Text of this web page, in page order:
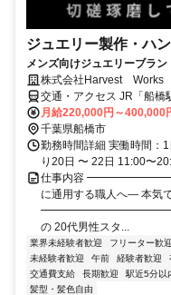
ジュエリー製作・ハ
メンズ向けジュエリーブラン
株式会社Harvest Works
交通・アクセス JR「船橋
より徒歩4分
月給220,000円～400,000
千葉県船橋市
勤務時間詳細 実働時間：
り20日 〜 22日 11:00〜
仕事内容
に通用する職人へ― 本気
の 20代男性スタ...
業界未経験者歓迎 フリーター歓迎
未経験者歓迎
午前 経験者歓迎
交通費支給
長期歓迎 駅近5分以
髪型・髪色自由